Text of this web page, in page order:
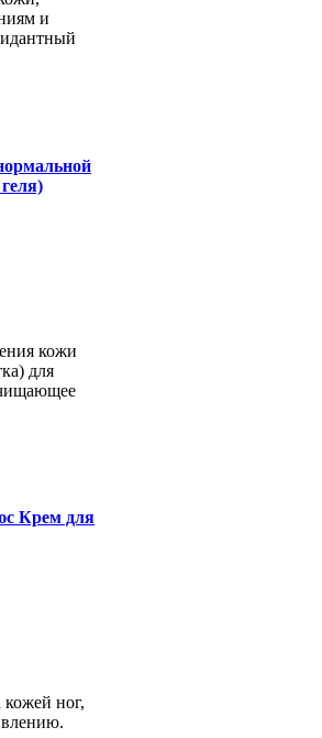
и
кожи
для
Крем для
ног,